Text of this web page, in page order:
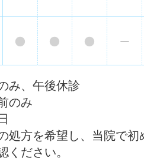
み、午後休診
のみ
処方を希望し、当院で初
ください。